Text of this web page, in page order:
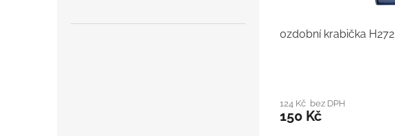
ozdobní krabička H272
124 Kč bez DPH
150 Kč